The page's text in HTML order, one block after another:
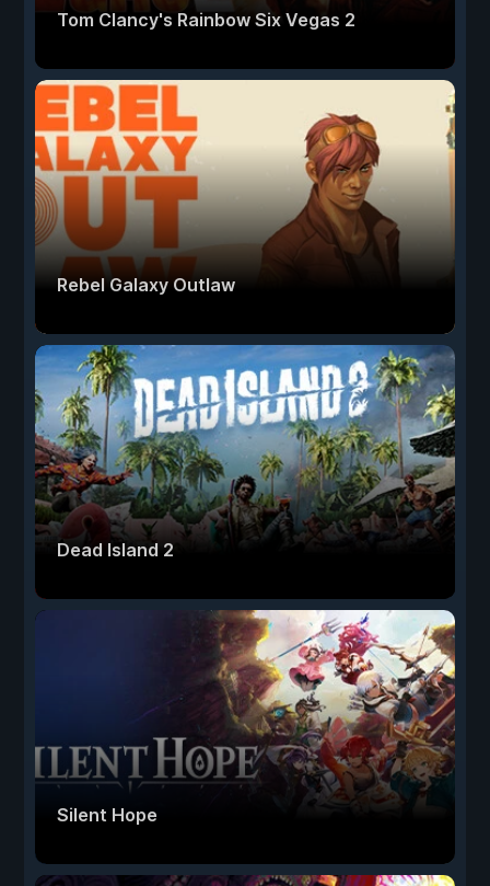
Tom Clancy's Rainbow Six Vegas 2
Rebel Galaxy Outlaw
Dead Island 2
Silent Hope